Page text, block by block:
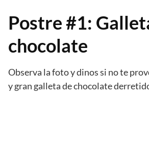
Postre #1:
chocolate
Observa la foto y dinos si no te
y gran galleta de chocolate